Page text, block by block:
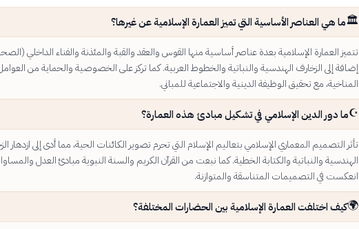
🏛️ما هي العناصر الأساسية التي تميز العمارة الإسلامية عن غيرها؟
تتميز العمارة الإسلامية بعدة عناصر أساسية منها القوس والعقد والقبة والمئذنة والفناء الداخلي
إضافة إلى الزخارف الهندسية والنباتية والخطوط العربية. كما تركز على الخصوصية والحماية من
المناخية، مع تحقيق الوظيفة الدينية والاجتماعية للمباني.
☪️ما دور الدين الإسلامي في تشكيل مبادئ هذه العمارة؟
تأثر التصميم المعماري الإسلامي بتعاليم الإسلام التي تحرم تصوير الكائنات الحية، مما أدى إلى ازدهار
الهندسية والنباتية والكتابة الخطية. كما نبعت من القرآن الكريم والسنة النبوية مبادئ العدل
انعكست في التصميمات المتناسقة والمتوازنة.
🌍كيف اختلفت العمارة الإسلامية بين الحضارات المختلفة؟